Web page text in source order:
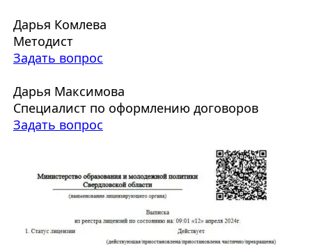
Дарья Комлева
Методист
Задать вопрос
Дарья Максимова
Специалист по оформлению договоров
Задать вопрос